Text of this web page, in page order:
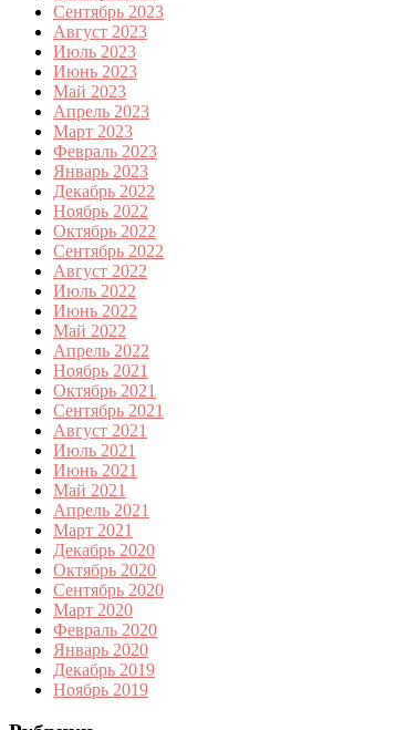
Сентябрь 2023
Август 2023
Июль 2023
Июнь 2023
Май 2023
Апрель 2023
Март 2023
Февраль 2023
Январь 2023
Декабрь 2022
Ноябрь 2022
Октябрь 2022
Сентябрь 2022
Август 2022
Июль 2022
Июнь 2022
Май 2022
Апрель 2022
Ноябрь 2021
Октябрь 2021
Сентябрь 2021
Август 2021
Июль 2021
Июнь 2021
Май 2021
Апрель 2021
Март 2021
Декабрь 2020
Октябрь 2020
Сентябрь 2020
Март 2020
Февраль 2020
Январь 2020
Декабрь 2019
Ноябрь 2019